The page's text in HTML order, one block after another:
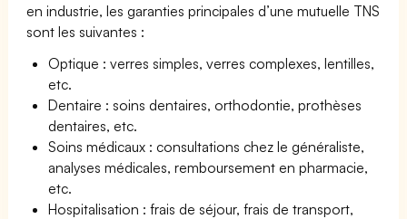
en industrie, les garanties principales d’une mutuelle TNS
sont les suivantes :
Optique : verres simples, verres complexes, lentilles,
etc.
Dentaire : soins dentaires, orthodontie, prothèses
dentaires, etc.
Soins médicaux : consultations chez le généraliste,
analyses médicales, remboursement en pharmacie,
etc.
Hospitalisation : frais de séjour, frais de transport,